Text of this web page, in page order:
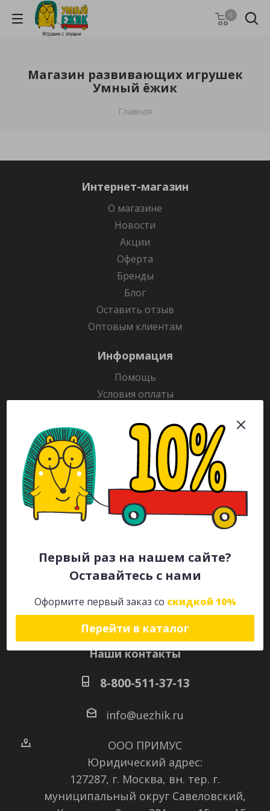
Первый раз на нашем сайте?
Оставайтесь с нами
Оформите первый заказ со скидкой 10%
Перейти в каталог
0
Магазин развивающих игрушек
Умный ёжик
Главная
Интернет-магазин
О магазине
Новости
Акции
Оферта
Бренды
Блог
Оставить отзыв
Оптовым клиентам
Информация
Помощь
Условия оплаты
Гарантия на товар
Раскраски
Рекламодателям
Каталог
Будьте всегда в курсе!
Наши контакты
8-800-511-37-13
info@uezhik.ru
ООО ПРИМУС
Юридический адрес:
127287, г. Москва, вн. тер. г.
муниципальный округ Савеловский,